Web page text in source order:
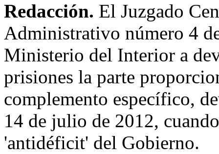
Redacción. El Juzgado
Administrativo número 4
Ministerio del Interior a
prisiones la parte
complemento específico,
14 de julio de 2012,
'antidéficit' del Gobierno.